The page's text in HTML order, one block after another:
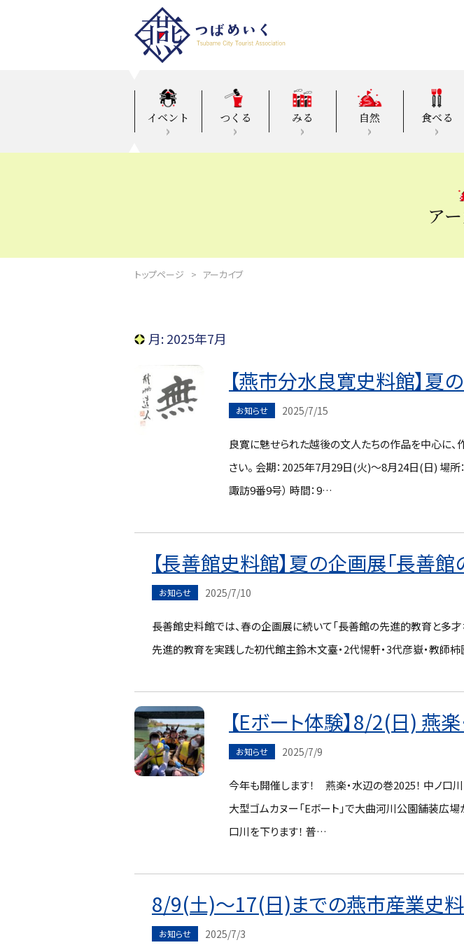
イベント つくる みる 自然 食べる
ア
トップページ アーカイブ
月:2025年7月
【燕市分水良寛史料館】夏
お知らせ 2025/7/15
良寛に魅せられた越後の文人たちの作品を中心に、
さい。 会期：2025年7月29日(火)～8月24日(日) 場
諏訪9番9号） 時間：9…
【長善館史料館】夏の企画展「長善
お知らせ 2025/7/10
長善館史料館では、春の企画展に続いて「長善館の先進的教育と多才
先進的教育を実践した初代館主鈴木文臺・2代惕軒・3代彦嶽・教師
【Eボート体験】8/2(日) 燕
お知らせ 2025/7/9
今年も開催します！ 燕楽・水辺の巻2025！ 中ノ口
大型ゴムカヌー「Eボート」で大曲河川公園舗装広
口川を下ります！ 普…
8/9(土)～17(日)までの燕市産業史
お知らせ 2025/7/3